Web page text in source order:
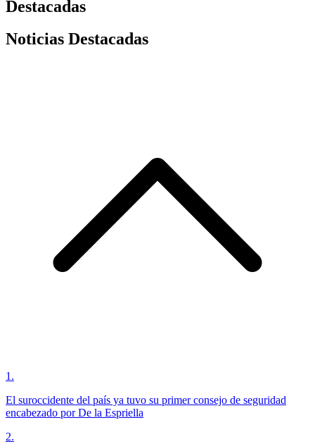
Destacadas
Noticias Destacadas
1 .
El suroccidente del país ya tuvo su primer consejo de seguridad
encabezado por De la Espriella
2.